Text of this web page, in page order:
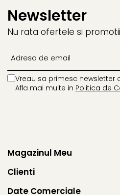
Newsletter
Nu rata ofertele si
Vreau sa primesc newsletter
Afla mai multe in Politica de
Magazinul Meu
Clienti
Date Comerciale